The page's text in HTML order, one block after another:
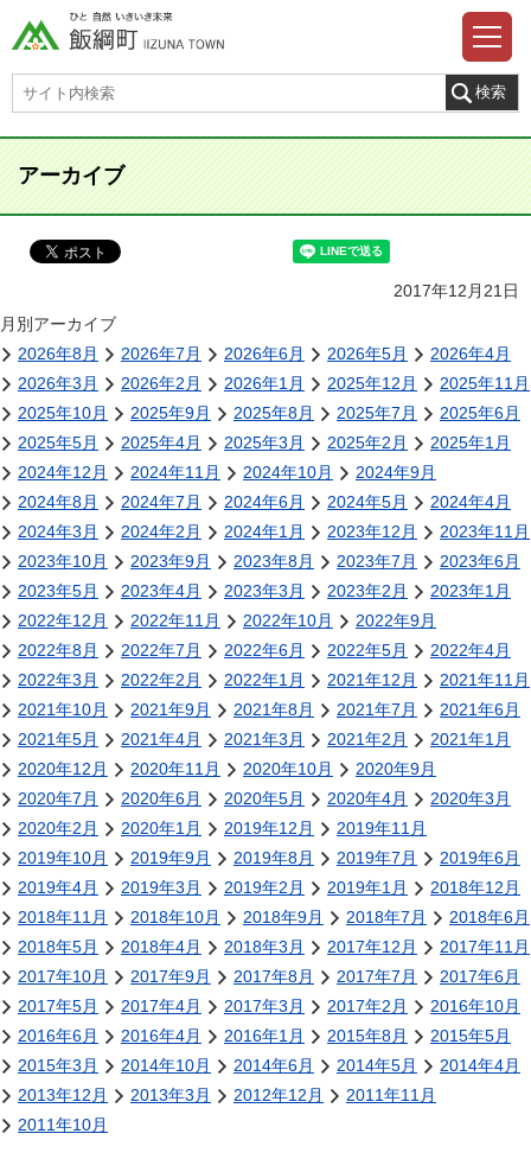
アーカイブ
2017年12月21日
月別アーカイブ
2026年8月
2026年7月 2026年6月 2026年5月
2026年4月
2026年3月
2026年2月 2026年1月 2025年12月
2025年11月
2025年10月
2025年9月 2025年8月 2025年7月
2025年6月
2025年5月
2025年4月 2025年3月 2025年2月
2025年1月
2024年12月
2024年11月 2024年10月
2024年9月
2024年8月
2024年7月 2024年6月 2024年5月
2024年4月
2024年3月
2024年2月 2024年1月 2023年12月
2023年11月
2023年10月
2023年9月 2023年8月 2023年7月
2023年6月
2023年5月
2023年4月 2023年3月 2023年2月
2023年1月
2022年12月
2022年11月 2022年10月
2022年9月
2022年8月
2022年7月 2022年6月 2022年5月
2022年4月
2022年3月
2022年2月 2022年1月 2021年12月
2021年11月
2021年10月
2021年9月 2021年8月 2021年7月
2021年6月
2021年5月
2021年4月 2021年3月 2021年2月
2021年1月
2020年12月
2020年11月 2020年10月
2020年9月
2020年7月
2020年6月 2020年5月 2020年4月
2020年3月
2020年2月
2020年1月 2019年12月
2019年11月
2019年10月
2019年9月 2019年8月 2019年7月
2019年6月
2019年4月
2019年3月 2019年2月 2019年1月
2018年12月
2018年11月
2018年10月 2018年9月 2018年7月
2018年6月
2018年5月
2018年4月 2018年3月 2017年12月
2017年11月
2017年10月
2017年9月 2017年8月 2017年7月
2017年6月
2017年5月
2017年4月 2017年3月 2017年2月
2016年10月
2016年6月
2016年4月 2016年1月 2015年8月
2015年5月
2015年3月
2014年10月 2014年6月 2014年5月
2014年4月
2013年12月
2013年3月 2012年12月
2011年11月
2011年10月